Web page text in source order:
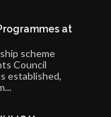
at
scheme
Council
established,